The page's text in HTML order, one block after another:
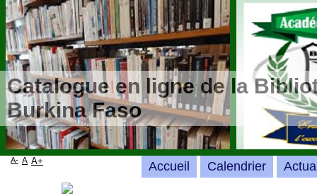
Catalogue en ligne de la
Burkina Faso
Accueil Calendrier
A- A A+